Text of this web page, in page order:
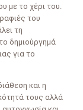
με το χέρι του.
του
τη
δημιούργημά
για το
και η
τους αλλά